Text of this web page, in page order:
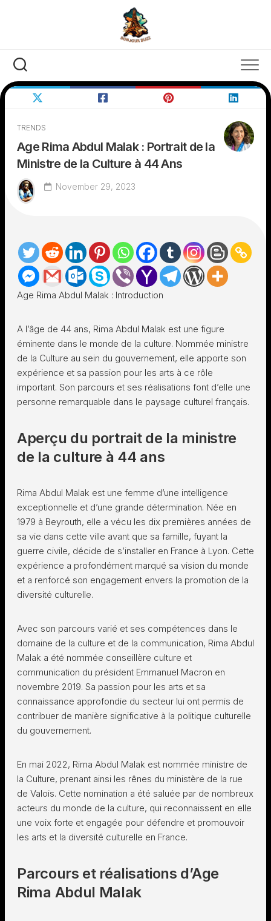
TRENDS
Age Rima Abdul Malak : Portrait de la
Ministre de la Culture à 44 Ans
November 29, 2023
Age Rima Abdul Malak : Introduction
A l’âge de 44 ans, Rima Abdul Malak est une figure
éminente dans le monde de la culture. Nommée ministre
de la Culture au sein du gouvernement, elle apporte son
expérience et sa passion pour les arts à ce rôle
important. Son parcours et ses réalisations font d’elle une
personne remarquable dans le paysage culturel français.
Aperçu du portrait de la ministre
de la culture à 44 ans
Rima Abdul Malak est une femme d’une intelligence
exceptionnelle et d’une grande détermination. Née en
1979 à Beyrouth, elle a vécu les dix premières années de
sa vie dans cette ville avant que sa famille, fuyant la
guerre civile, décide de s’installer en France à Lyon. Cette
expérience a profondément marqué sa vision du monde
et a renforcé son engagement envers la promotion de la
diversité culturelle.
Avec son parcours varié et ses compétences dans le
domaine de la culture et de la communication, Rima Abdul
Malak a été nommée conseillère culture et
communication du président Emmanuel Macron en
novembre 2019. Sa passion pour les arts et sa
connaissance approfondie du secteur lui ont permis de
contribuer de manière significative à la politique culturelle
du gouvernement.
En mai 2022, Rima Abdul Malak est nommée ministre de
la Culture, prenant ainsi les rênes du ministère de la rue
de Valois. Cette nomination a été saluée par de nombreux
acteurs du monde de la culture, qui reconnaissent en elle
une voix forte et engagée pour défendre et promouvoir
les arts et la diversité culturelle en France.
Parcours et réalisations d’Age
Rima Abdul Malak